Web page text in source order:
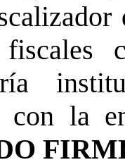
fiscales
con la